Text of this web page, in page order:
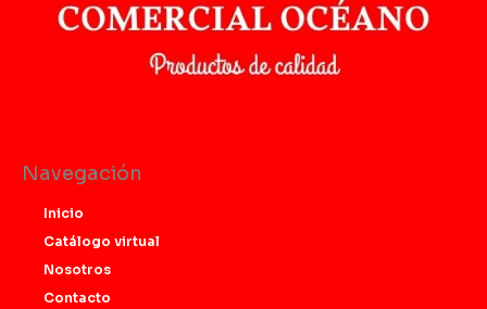
Navegación
Inicio
Catálogo virtual
Nosotros
Contacto